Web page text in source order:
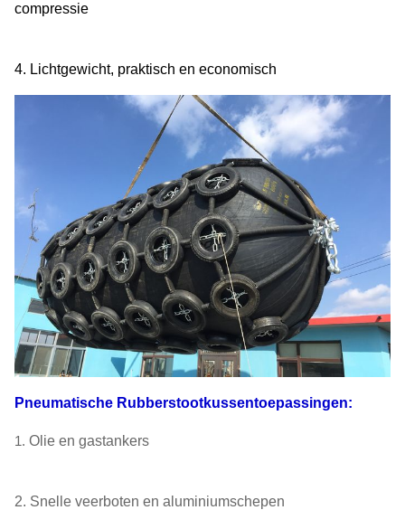
compressie
4. Lichtgewicht, praktisch en economisch
Pneumatische Rubberstootkussentoepassingen:
1. Olie en gastankers
2. Snelle veerboten en aluminiumschepen